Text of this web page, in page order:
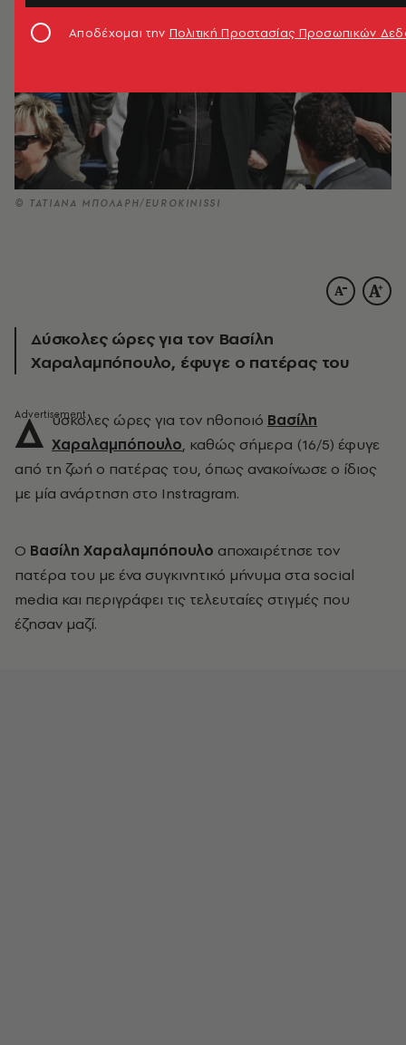
© ΤΑΤΙΑΝΑ ΜΠΟΛΑΡΗ/EUROKINISSI
Δύσκολες ώρες για τον Βασίλη
Χαραλαμπόπουλο, έφυγε ο πατέρας του
Δ ύσκολες ώρες για τον ηθοποιό Βασίλη
Χαραλαμπόπουλο, καθώς σήμερα (16/5) έφυγε
από τη ζωή ο πατέρας του, όπως ανακοίνωσε ο ίδιος
με μία ανάρτηση στο Instragram.
Ο Βασίλη Χαραλαμπόπουλο αποχαιρέτησε τον
πατέρα του με ένα συγκινητικό μήνυμα στα social
media και περιγράφει τις τελευταίες στιγμές που
έζησαν μαζί.
Αποδέχομαι την Πολιτική Προστασίας Προσωπικών